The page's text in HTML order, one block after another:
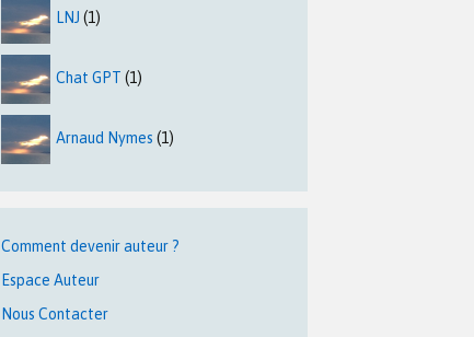
LNJ (1)
Chat GPT (1)
Arnaud Nymes (1)
Comment devenir auteur ?
Espace Auteur
Nous Contacter